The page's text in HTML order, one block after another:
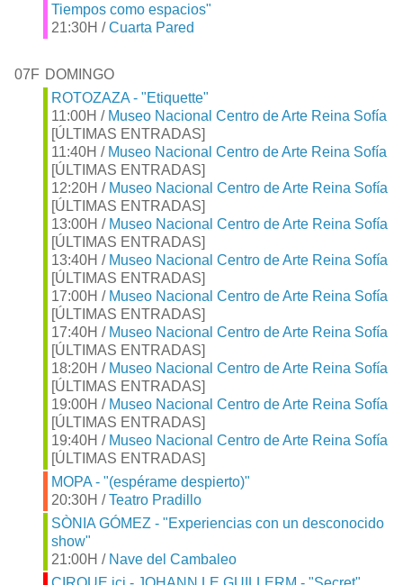
Tiempos como espacios"
21:30H /Cuarta Pared
07F DOMINGO
ROTOZAZA - "Etiquette"
11:00H / Museo Nacional Centro de Arte Reina Sofía
[ÚLTIMAS ENTRADAS]
11:40H / Museo Nacional Centro de Arte Reina Sofía
[ÚLTIMAS ENTRADAS]
12:20H / Museo Nacional Centro de Arte Reina Sofía
[ÚLTIMAS ENTRADAS]
13:00H / Museo Nacional Centro de Arte Reina Sofía
[ÚLTIMAS ENTRADAS]
13:40H / Museo Nacional Centro de Arte Reina Sofía
[ÚLTIMAS ENTRADAS]
17:00H / Museo Nacional Centro de Arte Reina Sofía
[ÚLTIMAS ENTRADAS]
17:40H / Museo Nacional Centro de Arte Reina Sofía
[ÚLTIMAS ENTRADAS]
18:20H / Museo Nacional Centro de Arte Reina Sofía
[ÚLTIMAS ENTRADAS]
19:00H / Museo Nacional Centro de Arte Reina Sofía
[ÚLTIMAS ENTRADAS]
19:40H / Museo Nacional Centro de Arte Reina Sofía
[ÚLTIMAS ENTRADAS]
MOPA - "(espérame despierto)"
20:30H /Teatro Pradillo
SÒNIA GÓMEZ - "Experiencias con un desconocido
show"
21:00H / Nave del Cambaleo